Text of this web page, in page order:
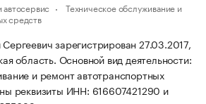
автосервис
Техническое обслуживание и
средств
зарегистрирован 27.03.2017,
область. Основной вид деятельности:
и ремонт автотранспортных
реквизиты ИНН: 616607421290 и